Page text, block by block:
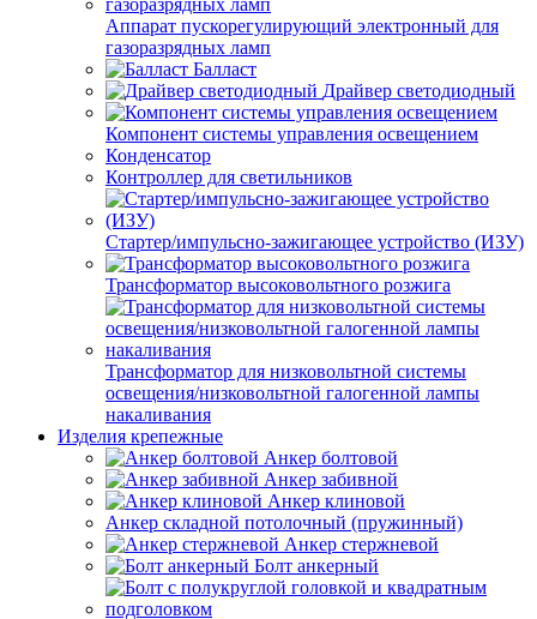
Аппарат пускорегулирующий электронный для
газоразрядных ламп
Балласт
Драйвер светодиодный
Компонент системы управления освещением
Конденсатор
Контроллер для светильников
Стартер/импульсно-зажигающее устройство (ИЗУ)
Трансформатор высоковольтного розжига
Трансформатор для низковольтной системы
освещения/низковольтной галогенной лампы
накаливания
Изделия крепежные
Анкер болтовой
Анкер забивной
Анкер клиновой
Анкер складной потолочный (пружинный)
Анкер стержневой
Болт анкерный